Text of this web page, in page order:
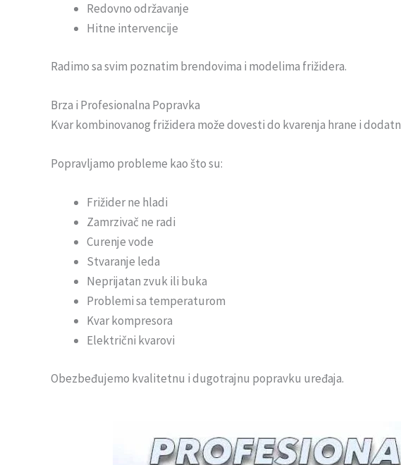
Redovno održavanje
Hitne intervencije
Radimo sa svim poznatim brendovima i modelima frižidera.
Brza i Profesionalna Popravka
Kvar kombinovanog frižidera može dovesti do kvarenja hrane i
Popravljamo probleme kao što su:
Frižider ne hladi
Zamrzivač ne radi
Curenje vode
Stvaranje leda
Neprijatan zvuk ili buka
Problemi sa temperaturom
Kvar kompresora
Električni kvarovi
Obezbeđujemo kvalitetnu i dugotrajnu popravku uređaja.